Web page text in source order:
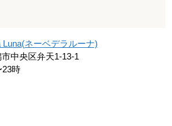
Luna(ネーベデラルーナ)
中央区弁天1-13-1
23時